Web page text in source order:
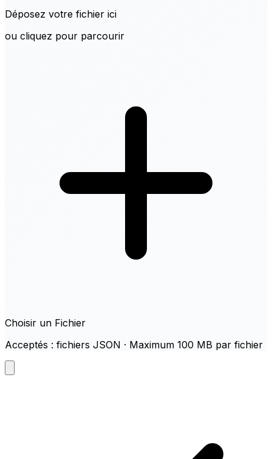
Déposez votre fichier ici
ou cliquez pour parcourir
Choisir un Fichier
Acceptés : fichiers JSON · Maximum 100 MB par fichier